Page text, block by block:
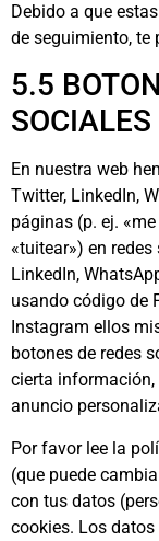
Debido a que
de seguimiento, te
5.5
SOCIALES
En nuestra web
Twitter, LinkedIn,
páginas (p. ej.
«tuitear») en
LinkedIn,
usando código de
Instagram ellos
botones de redes
cierta información,
anuncio
Por favor lee la
(que puede
con tus datos
cookies. Los